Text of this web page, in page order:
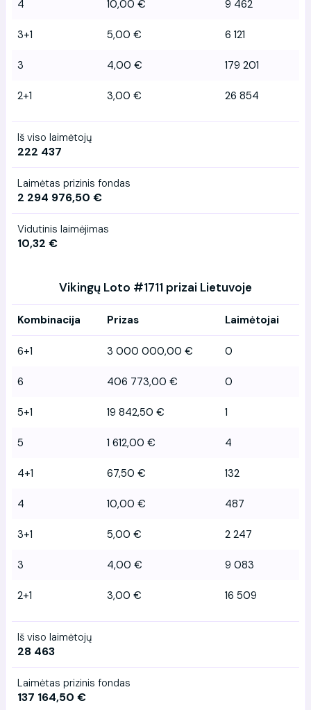
4 10,00 € 9 462
3+1 5,00 € 6 121
3 4,00 € 179 201
2+1 3,00 € 26 854
Iš viso laimėtojų
222 437
Laimėtas prizinis fondas
2 294 976,50 €
Vidutinis laimėjimas
10,32 €
Vikingų Loto #1711 prizai Lietuvoje
Kombinacija Prizas Laimėtojai
6+1 3 000 000,00 € 0
6 406 773,00 € 0
5+1 19 842,50 € 1
5 1 612,00 € 4
4+1 67,50 € 132
4 10,00 € 487
3+1 5,00 € 2 247
3 4,00 € 9 083
2+1 3,00 € 16 509
Iš viso laimėtojų
28 463
Laimėtas prizinis fondas
137 164,50 €